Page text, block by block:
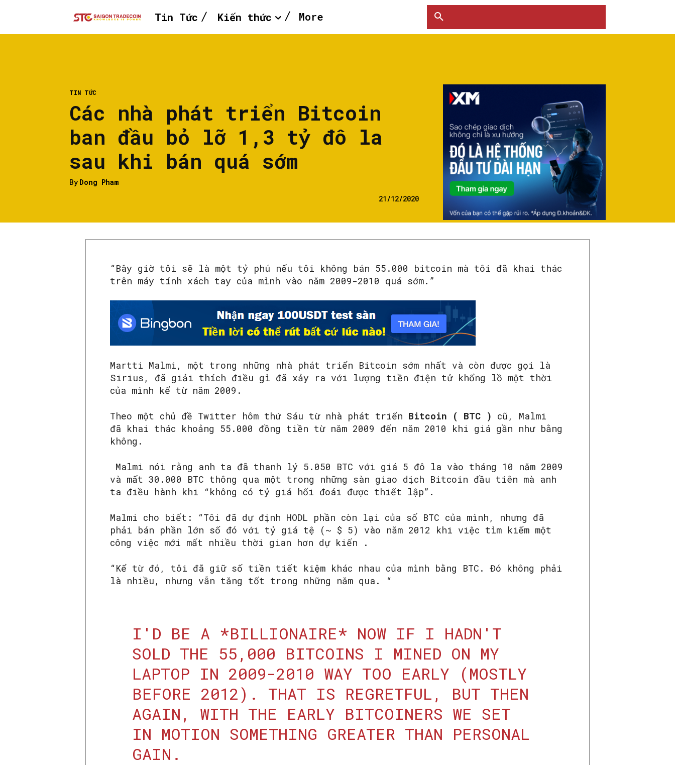
Tin Tức Kiến thức More
TIN TỨC
Các nhà phát triển Bitcoin
ban đầu bỏ lỡ 1,3 tỷ đô la
sau khi bán quá sớm
By Dong Pham
21/12/2020
“Bây giờ tôi sẽ là một tỷ phú nếu tôi không bán 55.000 bitcoin mà tôi đã khai thác
trên máy tính xách tay của mình vào năm 2009-2010 quá sớm.”
Martti Malmi, một trong những nhà phát triển Bitcoin sớm nhất và còn được gọi là
Sirius, đã giải thích điều gì đã xảy ra với lượng tiền điện tử khổng lồ một thời
của mình kể từ năm 2009.
Theo một chủ đề Twitter hôm thứ Sáu từ nhà phát triển Bitcoin ( BTC ) cũ, Malmi
đã khai thác khoảng 55.000 đồng tiền từ năm 2009 đến năm 2010 khi giá gần như bằng
không.
Malmi nói rằng anh ta đã thanh lý 5.050 BTC với giá 5 đô la vào tháng 10 năm 2009
và mất 30.000 BTC thông qua một trong những sàn giao dịch Bitcoin đầu tiên mà anh
ta điều hành khi “không có tỷ giá hối đoái được thiết lập”.
Malmi cho biết: “Tôi đã dự định HODL phần còn lại của số BTC của mình, nhưng đã
phải bán phần lớn số đó với tỷ giá tệ (~ $ 5) vào năm 2012 khi việc tìm kiếm một
công việc mới mất nhiều thời gian hơn dự kiến .
“Kể từ đó, tôi đã giữ số tiền tiết kiệm khác nhau của mình bằng BTC. Đó không phải
là nhiều, nhưng vẫn tăng tốt trong những năm qua. “
I'D BE A *BILLIONAIRE* NOW IF I HADN'T
SOLD THE 55,000 BITCOINS I MINED ON MY
LAPTOP IN 2009-2010 WAY TOO EARLY (MOSTLY
BEFORE 2012). THAT IS REGRETFUL, BUT THEN
AGAIN, WITH THE EARLY BITCOINERS WE SET
IN MOTION SOMETHING GREATER THAN PERSONAL
GAIN.